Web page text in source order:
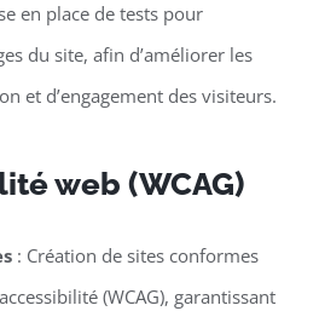
en place de tests pour
du site, afin d’améliorer les
et d’engagement des visiteurs.
web (WCAG)
: Création de sites conformes
(WCAG), garantissant